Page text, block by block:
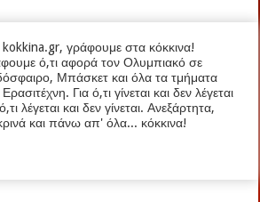
kokkina.gr, γράφουμε στα κόκκινα!
ό,τι αφορά τον Ολυμπιακό σε
Μπάσκετ και όλα τα τμήματα
Για ό,τι γίνεται και δεν λέγεται
λέγεται και δεν γίνεται. Ανεξάρτητα,
και πάνω απ' όλα... κόκκινα!